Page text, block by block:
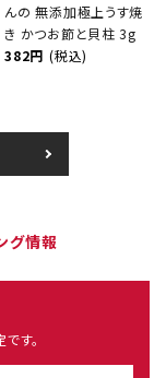
んの 無添加極上うす焼
き かつお節と貝柱 3g
382円 (税込)
グ情報
す。